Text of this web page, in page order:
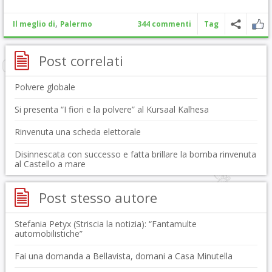
Il meglio di, Palermo 344 commenti Tag
Post correlati
Polvere globale
Si presenta “I fiori e la polvere” al Kursaal Kalhesa
Rinvenuta una scheda elettorale
Disinnescata con successo e fatta brillare la bomba rinvenuta
al Castello a mare
Post stesso autore
Stefania Petyx (Striscia la notizia): “Fantamulte
automobilistiche”
Fai una domanda a Bellavista, domani a Casa Minutella